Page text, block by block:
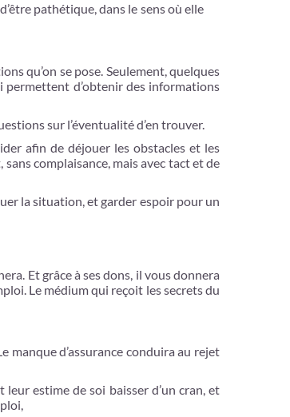
pathétique, dans le sens où elle
qu’on se pose. Seulement, quelques
permettent d’obtenir des informations
sur l’éventualité d’en trouver.
afin de déjouer les obstacles et les
complaisance, mais avec tact et de
la situation, et garder espoir pour un
Et grâce à ses dons, il vous donnera
Le médium qui reçoit les secrets du
d’assurance conduira au rejet
estime de soi baisser d’un cran, et